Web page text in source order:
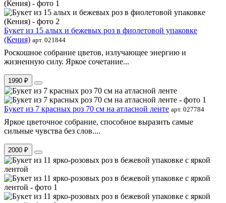
Букет из 15 алых и бежевых роз в фиолетовой упаковке
(Кения) арт. 021844
Роскошное собрание цветов, излучающее энергию и
жизненную силу. Яркое сочетание...
1990 ₽
Букет из 7 красных роз 70 см на атласной ленте арт. 027784
Яркое цветочное собрание, способное выразить самые
сильные чувства без слов....
2000 ₽